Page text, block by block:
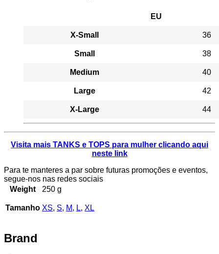
EU
X-Small 36
Small 38
Medium 40
Large 42
X-Large 44
Visita mais TANKS e TOPS para mulher clicando aqui
neste link
Para te manteres a par sobre futuras promoções e eventos,
segue-nos nas redes sociais
Weight
250 g
Tamanho XS, S, M, L, XL
Brand